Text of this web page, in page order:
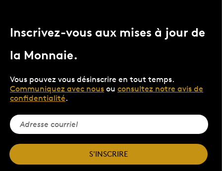
Inscrivez-vous aux mises à jour de
la Monnaie.
Vous pouvez vous désinscrire en tout temps.
Communiquez avec nous ou consultez notre avis de
confidentialité.
S'INSCRIRE